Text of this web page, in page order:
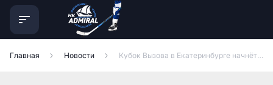
Главная Новости Кубок Вызова в Екатеринбурге начнётся задолго до выхода команд на лед